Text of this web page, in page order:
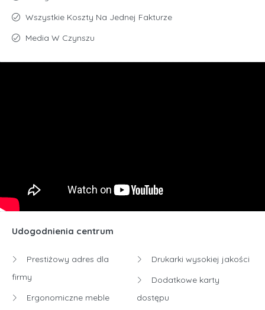
Wszystkie Koszty Na Jednej Fakturze
Media W Czynszu
Udogodnienia centrum
Prestiżowy adres dla
firmy
Ergonomiczne meble
Drukarki wysokiej jakości
Dodatkowe karty
dostępu